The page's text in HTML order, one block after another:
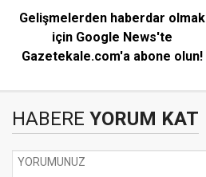
Gelişmelerden haberdar olmak
için Google News'te
Gazetekale.com'a abone olun!
HABERE YORUM KAT